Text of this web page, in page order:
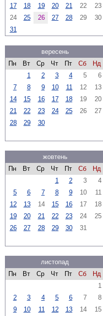
17
18 19 20 21 22
23
24
25 26 27 28 29
30
31
вересень
Пн
Вт Ср Чт Пт Сб
Нд
1
2 3 4 5
6
7
8 9 10 11 12
13
14
15 16 17 18 19
20
21
22 23 24 25 26
27
28
29 30
жовтень
Пн
Вт Ср Чт Пт Сб
Нд
1
2 3
4
5
6 7 8 9 10
11
12
13 14 15 16 17
18
19
20 21 22 23 24
25
26
27 28 29 30 31
листопад
Пн
Вт Ср Чт Пт Сб
Нд
1
2
3 4 5 6 7
8
9
10 11 12 13 14 15